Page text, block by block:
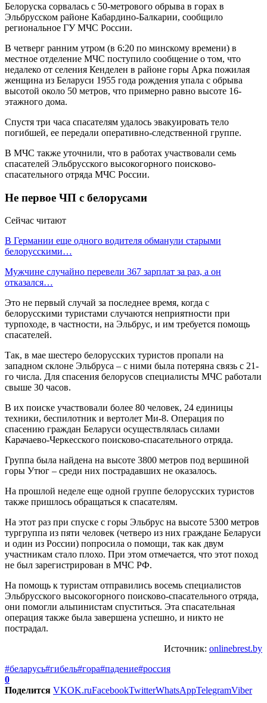
Белоруска сорвалась с 50-метрового обрыва в горах в
Эльбрусском районе Кабардино-Балкарии, сообщило
региональное ГУ МЧС России.
В четверг ранним утром (в 6:20 по минскому времени) в
местное отделение МЧС поступило сообщение о том, что
недалеко от селения Кенделен в районе горы Арка пожилая
женщина из Беларуси 1955 года рождения упала с обрыва
высотой около 50 метров, что примерно равно высоте 16-
этажного дома.
Спустя три часа спасателям удалось эвакуировать тело
погибшей, ее передали оперативно-следственной группе.
В МЧС также уточнили, что в работах участвовали семь
спасателей Эльбрусского высокогорного поисково-
спасательного отряда МЧС России.
Не первое ЧП с белорусами
Сейчас читают
В Германии еще одного водителя обманули старыми
белорусскими…
Мужчине случайно перевели 367 зарплат за раз, а он
отказался…
Это не первый случай за последнее время, когда с
белорусскими туристами случаются неприятности при
турпоходе, в частности, на Эльбрус, и им требуется помощь
спасателей.
Так, в мае шестеро белорусских туристов пропали на
западном склоне Эльбруса – с ними была потеряна связь с 21-
го числа. Для спасения белорусов специалисты МЧС работали
свыше 30 часов.
В их поиске участвовали более 80 человек, 24 единицы
техники, беспилотник и вертолет Ми-8. Операция по
спасению граждан Беларуси осуществлялась силами
Карачаево-Черкесского поисково-спасательного отряда.
Группа была найдена на высоте 3800 метров под вершиной
горы Утюг – среди них пострадавших не оказалось.
На прошлой неделе еще одной группе белорусских туристов
также пришлось обращаться к спасателям.
На этот раз при спуске с горы Эльбрус на высоте 5300 метров
тургруппа из пяти человек (четверо из них граждане Беларуси
и один из России) попросила о помощи, так как двум
участникам стало плохо. При этом отмечается, что этот поход
не был зарегистрирован в МЧС РФ.
На помощь к туристам отправились восемь специалистов
Эльбрусского высокогорного поисково-спасательного отряда,
они помогли альпинистам спуститься. Эта спасательная
операция также была завершена успешно, и никто не
пострадал.
Источник: onlinebrest.by
#беларусь#гибель#гора#падение#россия
0
Поделится VKOK.ruFacebookTwitterWhatsAppTelegramViber